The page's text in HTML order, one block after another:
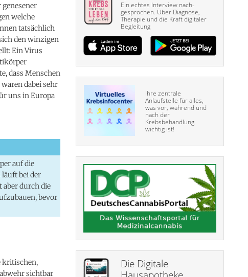
welche
tatsächlich
den winzigen
Ein Virus
dass Menschen
dabei sehr
uns in Europa
auf die
läuft bei der
aber durch die
bevor
kritischen,
sichtbar
Ein echtes Interview nach­
gesprochen. Über Diagnose,
Therapie und die Kraft digitaler
Begleitung
Ihre zentrale
Anlaufstelle für alles,
was vor, während und
nach der
Krebsbehandlung
wichtig ist!
Die Digitale